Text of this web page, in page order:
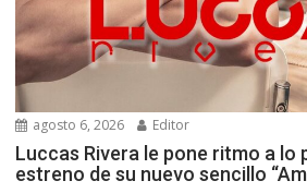
agosto 6, 2026 Editor
Luccas Rivera le pone ritmo a lo
estreno de su nuevo sencillo